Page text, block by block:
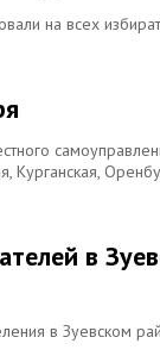
на всех
Курганская,
в
в Зуевском